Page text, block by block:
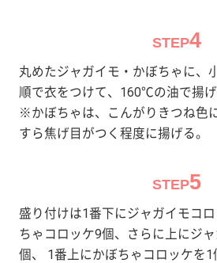
STEP4
丸めたジャガイモ・かぼちゃに
順で衣をつけて、160℃の油で揚げ
※かぼちゃは、こんがりきつね色
すら焦げ目がつく程度に揚げる。
STEP5
盛り付けは1番下にジャガイモコ
ちゃコロッケ9個、さらに上にジ
個、 1番上にかぼちゃコロッケを